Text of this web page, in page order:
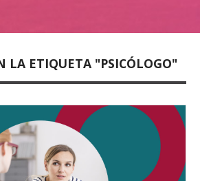
LA ETIQUETA "PSICÓLOGO"